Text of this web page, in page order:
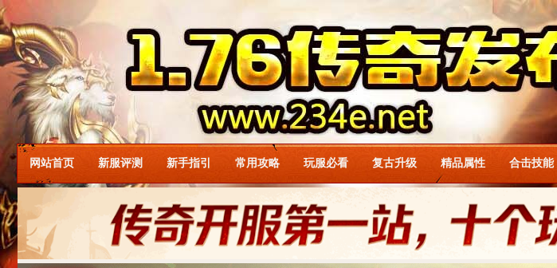
网站首页 新服评测 新手指引 常用攻略 玩服必看 复古升级 精品属性 合击技能